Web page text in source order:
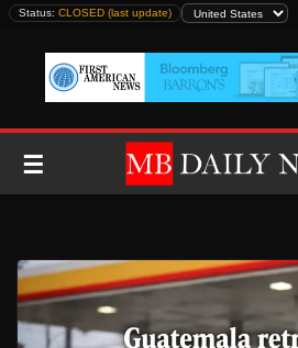
Skip
content
Status: CLOSED (last update)
☰